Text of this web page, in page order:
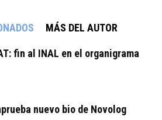
MÁS DEL AUTOR
fin al INAL en el organigrama
nuevo bio de Novolog